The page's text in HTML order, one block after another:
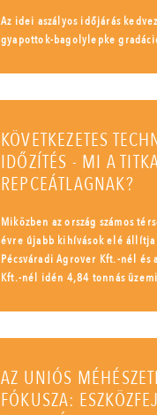
Az idei aszályos időjárás
gyapottok-bagolylepke
KÖVETKEZETES
IDŐZÍTÉS - MI A
REPCEÁTLAGNAK?
Miközben az ország számos
évre újabb kihívások elé állítja
Pécsváradi Agrover Kft.-nél és
Kft.-nél idén 4,84 tonnás
AZ UNIÓS
FÓKUSZA: